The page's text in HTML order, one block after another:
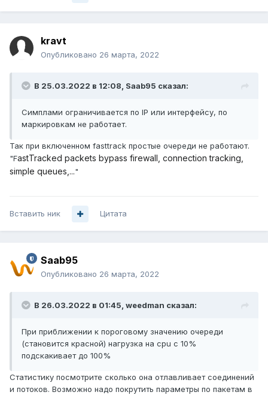
kravt
Опубликовано 26 марта, 2022
В 25.03.2022 в 12:08, Saab95 сказал:
Симплами ограничивается по IP или интерфейсу, по
маркировкам не работает.
Так при включенном fasttrack простые очереди не работают.
"FastTracked packets bypass firewall, connection tracking,
simple queues,..."
Вставить ник Цитата
Saab95
Опубликовано 26 марта, 2022
В 26.03.2022 в 01:45, weedman сказал:
При приближении к пороговому значению очереди
(становится красной) нагрузка на cpu с 10%
подскакивает до 100%
Статистику посмотрите сколько она отлавливает соединений
и потоков. Возможно надо покрутить параметры по пакетам в